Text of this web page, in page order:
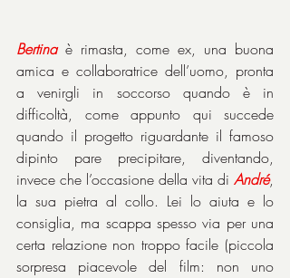
Bertina è rimasta, come ex, una buona
amica e collaboratrice dell’uomo, pronta
a venirgli in soccorso quando è in
difficoltà, come appunto qui succede
quando il progetto riguardante il famoso
dipinto pare precipitare, diventando,
invece che l’occasione della vita di André,
la sua pietra al collo. Lei lo aiuta e lo
consiglia, ma scappa spesso via per una
certa relazione non troppo facile (piccola
sorpresa piacevole del film: non uno